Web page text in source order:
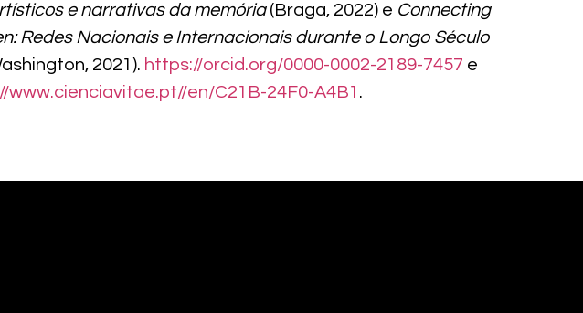
e narrativas da memória(Braga, 2022) e Connecting
Redes Nacionais e Internacionais durante o Longo Século
2021). https://orcid.org/0000-0002-2189-7457 e
www.cienciavitae.pt//en/C21B-24F0-A4B1 .